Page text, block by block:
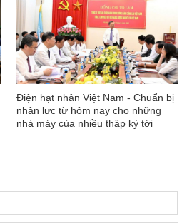
Điện hạt nhân Việt Nam - Chuẩn bị
nhân lực từ hôm nay cho những
nhà máy của nhiều thập kỷ tới